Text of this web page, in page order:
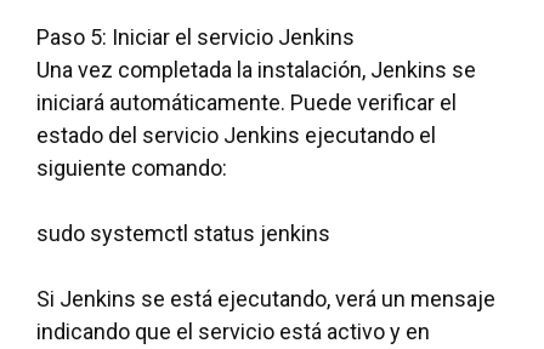
Paso 5: Iniciar el servicio Jenkins
Una vez completada la instalación, Jenkins se
iniciará automáticamente. Puede verificar el
estado del servicio Jenkins ejecutando el
siguiente comando:
sudo systemctl status jenkins
Si Jenkins se está ejecutando, verá un mensaje
indicando que el servicio está activo y en